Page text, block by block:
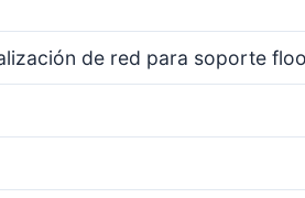
de red para soporte